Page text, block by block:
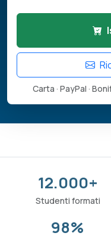
Carta · PayPal ·
12.000+
Studenti formati
98%